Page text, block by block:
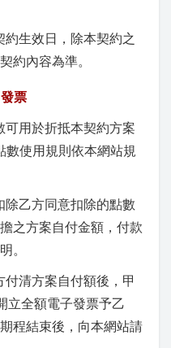
約生效日，除本契約之
約內容為準。
票
可用於折抵本契約方案
數使用規則依本網站規
除乙方同意扣除的點數
之方案自付金額，付款
。
清方案自付額後，甲
立全額電子發票予乙
程結束後，向本網站請